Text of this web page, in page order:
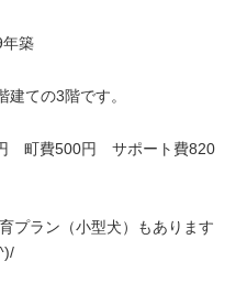
築
建ての3階です。
町費500円 サポート費820
プラン（小型犬）もあります